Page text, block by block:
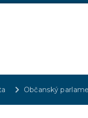
Občanský